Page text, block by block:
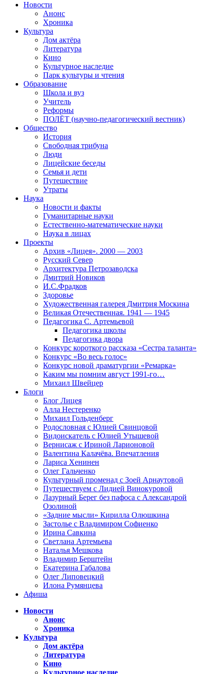
Новости
Анонс
Хроника
Культура
Дом актёра
Литература
Кино
Культурное наследие
Парк культуры и чтения
Образование
Школа и вуз
Учитель
Реформы
ПОЛЁТ (научно-педагогический вестник)
Общество
История
Свободная трибуна
Люди
Лицейские беседы
Семья и дети
Путешествие
Утраты
Наука
Новости и факты
Гуманитарные науки
Естественно-математические науки
Наука в лицах
Проекты
Архив «Лицея». 2000 — 2003
Русский Север
Архитектура Петрозаводска
Дмитрий Новиков
И.С.Фрадков
Здоровье
Художественная галерея Дмитрия Москина
Великая Отечественная. 1941 — 1945
Педагогика С. Артемьевой
Педагогика школы
Педагогика двора
Конкурс короткого рассказа «Сестра таланта»
Конкурс «Во весь голос»
Конкурс новой драматургии «Ремарка»
Каким мы помним август 1991-го…
Михаил Швейцер
Блоги
Блог Лицея
Алла Нестеренко
Михаил Гольденберг
Родословная с Юлией Свинцовой
Видоискатель с Юлией Утышевой
Вернисаж с Ириной Ларионовой
Валентина Калачёва. Впечатления
Лариса Хенинен
Олег Гальченко
Культурный променад с Зоей Арнаутовой
Путешествуем с Лидией Винокуровой
Лазурный Берег без пафоса с Александрой
Озолиной
«Задние мысли» Кирилла Олюшкина
Застолье с Владимиром Софиенко
Ирина Савкина
Светлана Артемьева
Наталья Мешкова
Владимир Берштейн
Екатерина Габалова
Олег Липовецкий
Илона Румянцева
Афиша
Новости
Анонс
Хроника
Культура
Дом актёра
Литература
Кино